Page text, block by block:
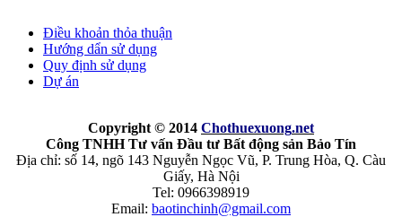
Điều khoản thỏa thuận
Hướng dẩn sử dụng
Quy định sử dụng
Dự án
Copyright © 2014 Chothuexuong.net
Công TNHH Tư vấn Đầu tư Bất động sản Bảo Tín
Địa chỉ: số 14, ngõ 143 Nguyễn Ngọc Vũ, P. Trung Hòa, Q. Càu
Giấy, Hà Nội
Tel: 0966398919
Email: baotinchinh@gmail.com